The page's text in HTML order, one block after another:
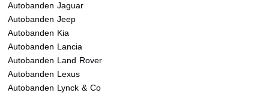
Autobanden Jaguar
Autobanden Jeep
Autobanden Kia
Autobanden Lancia
Autobanden Land Rover
Autobanden Lexus
Autobanden Lynck & Co